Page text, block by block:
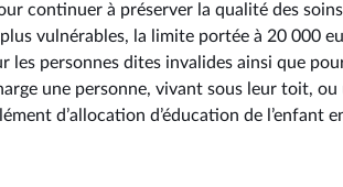
continuer à préserver la qualité des
vulnérables, la limite portée à 20 000
les personnes dites invalides ainsi que
une personne, vivant sous leur toit,
d’allocation d’éducation de l’enfant